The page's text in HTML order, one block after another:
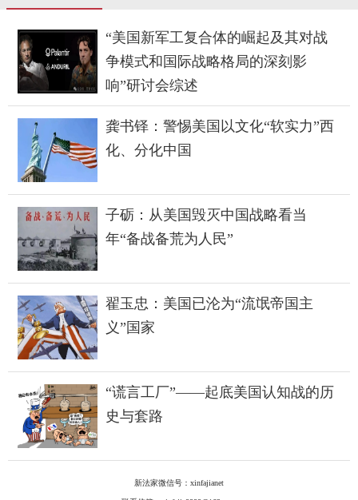
“美国新军工复合体的崛起及其对战
争模式和国际战略格局的深刻影
响”研讨会综述
龚书铎：警惕美国以文化“软实力”西
化、分化中国
子砺：从美国毁灭中国战略看当
年“备战备荒为人民”
翟玉忠：美国已沦为“流氓帝国主
义”国家
“谎言工厂”——起底美国认知战的历
史与套路
新法家微信号：xinfajianet